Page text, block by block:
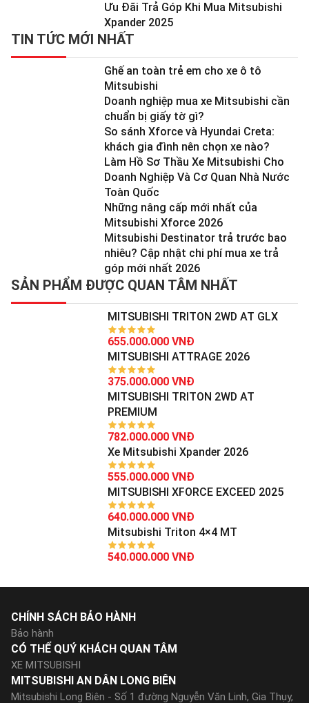
Ưu Đãi Trả Góp Khi Mua Mitsubishi
Xpander 2025
TIN TỨC MỚI NHẤT
Ghế an toàn trẻ em cho xe ô tô
Mitsubishi
Doanh nghiệp mua xe Mitsubishi cần
chuẩn bị giấy tờ gì?
So sánh Xforce và Hyundai Creta:
khách gia đình nên chọn xe nào?
Làm Hồ Sơ Thầu Xe Mitsubishi Cho
Doanh Nghiệp Và Cơ Quan Nhà Nước
Toàn Quốc
Những nâng cấp mới nhất của
Mitsubishi Xforce 2026
Mitsubishi Destinator trả trước bao
nhiêu? Cập nhật chi phí mua xe trả
góp mới nhất 2026
SẢN PHẨM ĐƯỢC QUAN TÂM NHẤT
MITSUBISHI TRITON 2WD AT GLX
655.000.000 VNĐ
MITSUBISHI ATTRAGE 2026
375.000.000 VNĐ
MITSUBISHI TRITON 2WD AT
PREMIUM
782.000.000 VNĐ
Xe Mitsubishi Xpander 2026
555.000.000 VNĐ
MITSUBISHI XFORCE EXCEED 2025
640.000.000 VNĐ
Mitsubishi Triton 4×4 MT
540.000.000 VNĐ
MITSUBISHI AN DÂN LONG BIÊN
Mitsubishi Long Biên - Số 1 đường Nguyễn Văn Linh, Gia Thụy,
CHÍNH SÁCH BẢO HÀNH
Bảo hành
CÓ THỂ QUÝ KHÁCH QUAN TÂM
XE MITSUBISHI